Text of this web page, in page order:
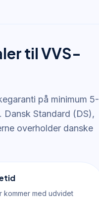
til VVS-
på minimum 5-
Dansk Standard (DS),
overholder danske
kommer med udvidet